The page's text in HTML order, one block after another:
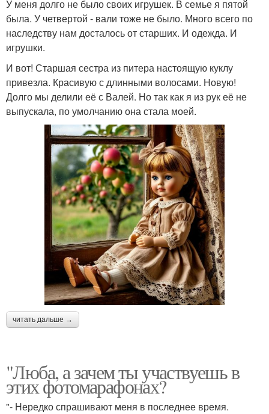
У меня долго не было своих игрушек. В семье я пятой
была. У четвертой - вали тоже не было. Много всего по
наследству нам досталось от старших. И одежда. И
игрушки.
И вот! Старшая сестра из питера настоящую куклу
привезла. Красивую с длинными волосами. Новую!
Долго мы делили её с Валей. Но так как я из рук её не
выпускала, по умолчанию она стала моей.
читать дальше →
"Люба, а зачем ты участвуешь в
этих фотомарафонах?
"- Нередко спрашивают меня в последнее время.